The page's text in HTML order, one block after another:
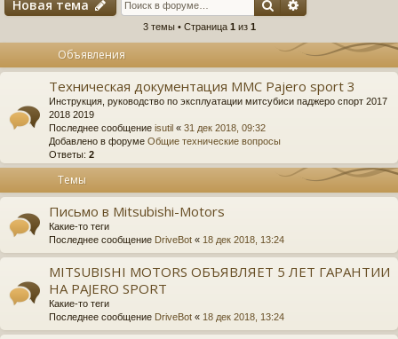
Новая тема Поиск
3 темы • Страница 1 из 1
Объявления
Техническая документация MMC Pajero sport 3
Инструкция, руководство по эксплуатации митсубиси паджеро спорт 2017
2018 2019
Последнее сообщение isutil « 31 дек 2018, 09:32
Добавлено в форуме Общие технические вопросы
Ответы: 2
Темы
Письмо в Mitsubishi-Motors
Какие-то теги
Последнее сообщение DriveBot « 18 дек 2018, 13:24
MITSUBISHI MOTORS ОБЪЯВЛЯЕТ 5 ЛЕТ ГАРАНТИИ
НА PAJERO SPORT
Какие-то теги
Последнее сообщение DriveBot « 18 дек 2018, 13:24